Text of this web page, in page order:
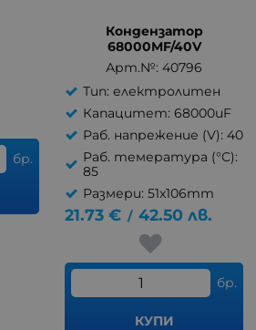
бр.
Кондензатор
68000MF/40V
Арт.№: 40796
Тип: електролитен
Капацитет: 68000uF
Раб. напрежение (V): 40
Раб. темература (°C):
85
Размери: 51x106mm
21.73 € / 42.50 лв.
бр.
КУПИ